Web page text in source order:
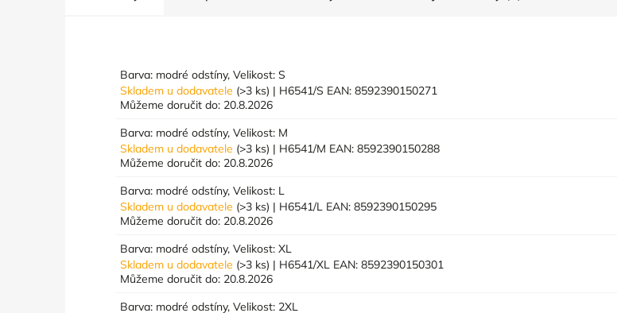
Barva: modré odstíny, Velikost: S
Skladem u dodavatele (>3 ks) | H6541/S EAN: 8592390150271
Můžeme doručit do: 20.8.2026
Barva: modré odstíny, Velikost: M
Skladem u dodavatele (>3 ks) | H6541/M EAN: 8592390150288
Můžeme doručit do: 20.8.2026
Barva: modré odstíny, Velikost: L
Skladem u dodavatele (>3 ks) | H6541/L EAN: 8592390150295
Můžeme doručit do: 20.8.2026
Barva: modré odstíny, Velikost: XL
Skladem u dodavatele (>3 ks) | H6541/XL EAN: 8592390150301
Můžeme doručit do: 20.8.2026
Barva: modré odstíny, Velikost: 2XL